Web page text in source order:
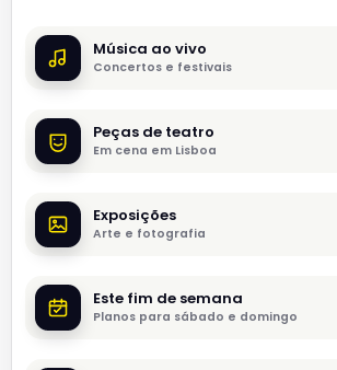
Música ao vivo
Concertos e festivais
Peças de teatro
Em cena em Lisboa
Exposições
Arte e fotografia
Este fim de semana
Planos para sábado e domingo